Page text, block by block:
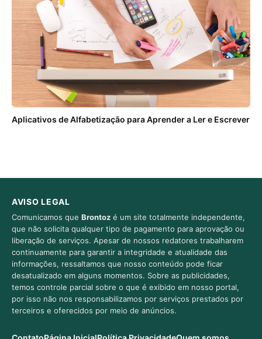
Aplicativos de Alfabetização para Aprender a Ler e Escrever
AVISO LEGAL
Comunicamos que Brontoz é um site totalmente independente,
que não solicita qualquer tipo de pagamento para aprovação ou
liberação de serviços. Apesar de nossos redatores trabalharem
continuamente para garantir a integridade e atualidade das
informações, ressaltamos que nosso conteúdo pode ficar
desatualizado em alguns momentos. Sobre as publicidades,
temos controle parcial sobre o que é exibido em nosso portal,
por isso não nos responsabilizamos por serviços prestados por
terceiros e oferecidos por meio de anúncios.